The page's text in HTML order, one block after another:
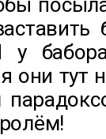
они тут